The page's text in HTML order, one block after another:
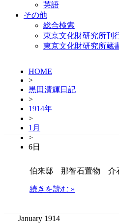
英語
その他
総合検索
東京文化財研究所刊
東京文化財研究所蔵
HOME
>
黒田清輝日記
>
1914年
>
1月
>
6日
伯来邸 那智石置物 介
続きを読む »
January 1914